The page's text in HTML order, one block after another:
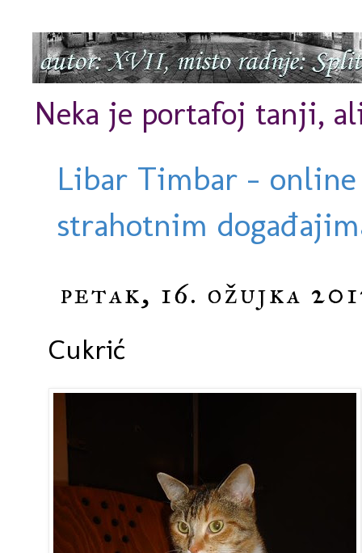
Neka je portafoj tanji,
Libar Timbar -
strahotnim
petak, 16. ožujka
Cukrić